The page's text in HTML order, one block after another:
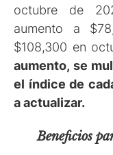
octubre de
aumento a
$108,300 en
aumento, se
el índice de
a actualizar.
Beneficios